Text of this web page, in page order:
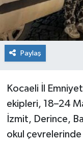
Paylaş
Kocaeli İl
ekipleri, 18–24
İzmit, Derince,
okul